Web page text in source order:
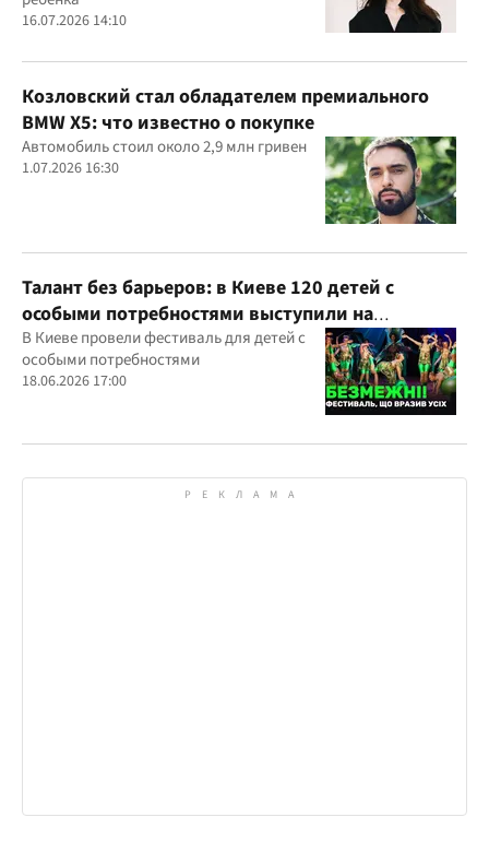
16.07.2026 14:10
Козловский стал обладателем премиального
BMW X5: что известно о покупке
Автомобиль стоил около 2,9 млн гривен
1.07.2026 16:30
Талант без барьеров: в Киеве 120 детей с
особыми потребностями выступили на
всеукраинском фестивале
В Киеве провели фестиваль для детей с
особыми потребностями
18.06.2026 17:00